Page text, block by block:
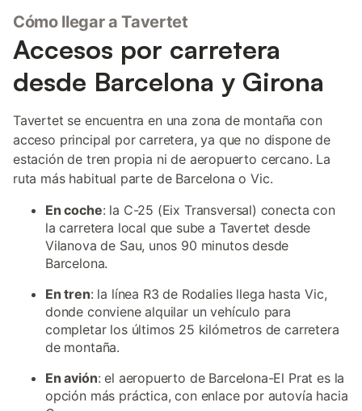
Cómo llegar a Tavertet
Accesos por carretera
desde Barcelona y Girona
Tavertet se encuentra en una zona de montaña con
acceso principal por carretera, ya que no dispone de
estación de tren propia ni de aeropuerto cercano. La
ruta más habitual parte de Barcelona o Vic.
En coche: la C-25 (Eix Transversal) conecta con
la carretera local que sube a Tavertet desde
Vilanova de Sau, unos 90 minutos desde
Barcelona.
En tren: la línea R3 de Rodalies llega hasta Vic,
donde conviene alquilar un vehículo para
completar los últimos 25 kilómetros de carretera
de montaña.
En avión: el aeropuerto de Barcelona-El Prat es la
opción más práctica, con enlace por autovía hacia